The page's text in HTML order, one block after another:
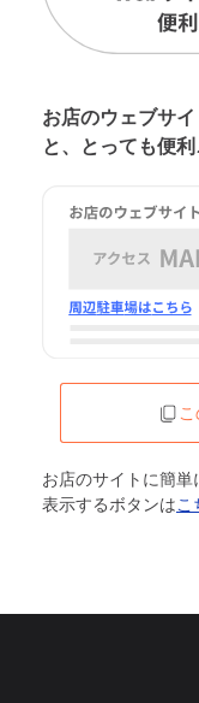
お店のウェブサ
と、とっても便利
お店のサイトに簡
表示するボタンはこ